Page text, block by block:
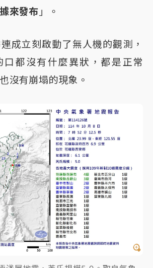
來發布 」。
成立刻啟動了無人機的觀測，
口都沒有什麼異狀，都是正常
沒有崩塌的現象。